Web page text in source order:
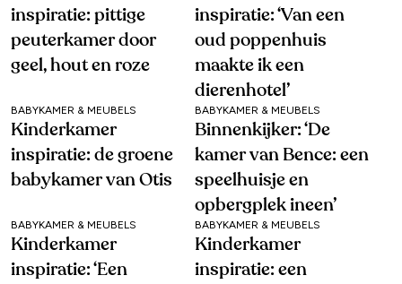
inspiratie: pittige
peuterkamer door
geel, hout en roze
inspiratie: ‘Van een
oud poppenhuis
maakte ik een
dierenhotel’
BABYKAMER & MEUBELS
Kinderkamer
inspiratie: de groene
babykamer van Otis
BABYKAMER & MEUBELS
Binnenkijker: ‘De
kamer van Bence: een
speelhuisje en
opbergplek ineen’
BABYKAMER & MEUBELS
Kinderkamer
inspiratie: ‘Een
BABYKAMER & MEUBELS
Kinderkamer
inspiratie: een